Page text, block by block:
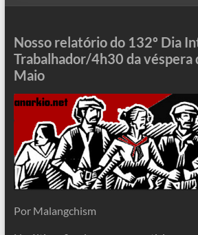
Nosso relatório do 132º Dia
Trabalhador/4h30 da véspera
Maio
Por Malangchism